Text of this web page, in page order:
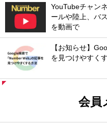
YouTubeチャン
ールや陸上、バ
を動画で
【お知らせ】
を見つけやすく
会員